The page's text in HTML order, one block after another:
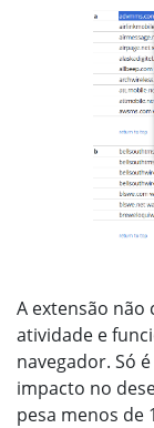
A extensão
atividade e
navegador. Só
impacto no
pesa menos de